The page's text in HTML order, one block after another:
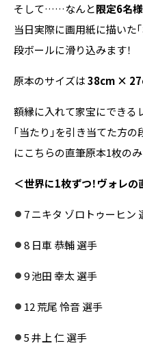
そして……なんと限定6名様
当日実際に画用紙に描いた
段ボールに滑り込みます！
原本のサイズは38cm ×
額縁に入れて家宝にできる
「当たり」を引き当てた方
にこちらの直筆原本1枚のみ
＜世界に1枚ずつ！ヴォレ
7 ニキタ ゾロトゥーヒン
8 日車 恭輔 選手
9 池田 幸太 選手
12 荒尾 怜音 選手
5 井上 仁 選手